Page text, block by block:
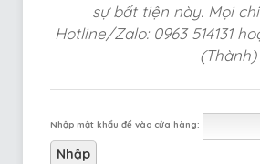
sự bất tiện này. Mọi
Hotline/Zalo: 0963 514131
(Thành)
Nhập mật khẩu để vào cửa hàng: